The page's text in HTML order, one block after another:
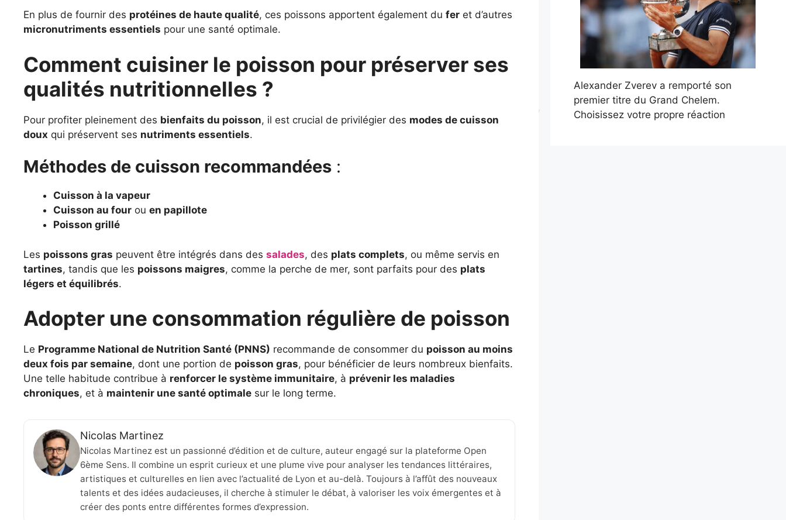
En plus de fournir des protéines de haute qualité, ces poissons apportent également du fer et d’autres
micronutriments essentiels pour une santé optimale.
Comment cuisiner le poisson pour préserver ses
qualités nutritionnelles ?
Pour profiter pleinement des bienfaits du poisson, il est crucial de privilégier des modes de cuisson
doux qui préservent ses nutriments essentiels.
Méthodes de cuisson recommandées :
Cuisson à la vapeur
Cuisson au four ou en papillote
Poisson grillé
Les poissons gras peuvent être intégrés dans des salades, des plats complets, ou même servis en
tartines, tandis que les poissons maigres, comme la perche de mer, sont parfaits pour des plats
légers et équilibrés.
Adopter une consommation régulière de poisson
Le Programme National de Nutrition Santé (PNNS) recommande de consommer du poisson au moins
deux fois par semaine, dont une portion de poisson gras, pour bénéficier de leurs nombreux bienfaits.
Une telle habitude contribue à renforcer le système immunitaire, à prévenir les maladies
chroniques, et à maintenir une santé optimale sur le long terme.
Nicolas Martinez
Nicolas Martinez est un passionné d’édition et de culture, auteur engagé sur la plateforme Open
6ème Sens. Il combine un esprit curieux et une plume vive pour analyser les tendances littéraires,
artistiques et culturelles en lien avec l’actualité de Lyon et au-delà. Toujours à l’affût des nouveaux
talents et des idées audacieuses, il cherche à stimuler le débat, à valoriser les voix émergentes et à
créer des ponts entre différentes formes d’expression.
Alexander Zverev a remporté son
premier titre du Grand Chelem.
Choisissez votre propre réaction